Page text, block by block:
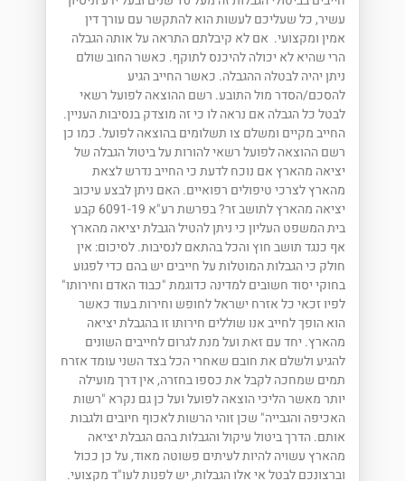
עשיר, כל שעליכם לעשות הוא להתקשר עם עורך דין
אמין ומקצועי. אם לא קיבלתם התראה על אותה הגבלה
הרי שהיא לא יכולה להיכנס לתוקף. כאשר החוב שולם
ניתן יהיה לבטלה ההגבלה. כאשר החייב הגיע
להסכם/הסדר מול התובע. רשם ההוצאה לפועל רשאי
לבטל כל הגבלה אם נראה לו כי זה מוצדק בנסיבות העניין.
החייב מקיים ומשלם צו תשלומים בהוצאה לפועל. כמו כן
רשם ההוצאה לפועל רשאי להורות על ביטול הגבלה של
יציאה מהארץ אם נוכח לדעת כי החייב נדרש לצאת
מהארץ לצרכי טיפולים רפואיים. האם ניתן לבצע עיכוב
יציאה מהארץ לתושב זר? בפרשת רע"א 6091-19 קבע
בית המשפט העליון כי ניתן להטיל הגבלת יציאה מהארץ
אף כנגד תושב חוץ והכל בהתאם לנסיבות. לסיכום: אין
חולק כי הגבלות המוטלות על חייבים יש בהם כדי לפגוע
בחוקי יסוד חשובים למדינה כדוגמת "כבוד האדם וחירותו"
לפיו זכאי כל אזרח ישראל לחופש וחירות בעוד כאשר
הוא הופך לחייב אנו שוללים חירותו זו בהגבלת יציאה
מהארץ. יחד עם זאת ועל מנת לגרום לחייבים השונים
להגיע ולשלם את חובם שאחרי הכל בצד השני עומד אזרח
תמים שמחכה לקבל את כספו בחזרה, אין דרך מועילה
יותר מאשר הליכי הוצאה לפועל ועל כן גם נקרא "רשות
האכיפה והגבייה" שכן זוהי הרשות לאכוף חיובים ולגבות
אותם. הדרך ביטול עיקול והגבלות בהם הגבלת יציאה
מהארץ עשויה להיות לעיתים פשוטה מאוד, על כן ככול
וברצונכם לבטל אי אלו הגבלות, יש לפנות לעו"ד מקצועי.